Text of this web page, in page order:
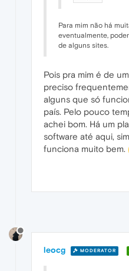
Para mim não há
eventualmente,
de alguns sites.
Pois pra mim é de
preciso
alguns que só
país. Pelo pouco
achei bom. Há um
software até aqui,
funciona muito bem.
leocg MODERATOR